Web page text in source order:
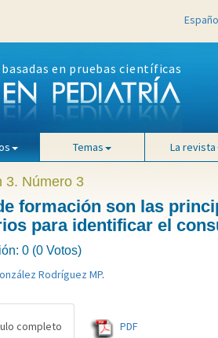
en pruebas científicas
Temas La revista
3. Número 3
formación son las
para identificar el
0 (0 Votos)
Rodríguez MP.
completo PDF